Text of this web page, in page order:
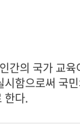
간의 국가 교
함으로써 국
한다.